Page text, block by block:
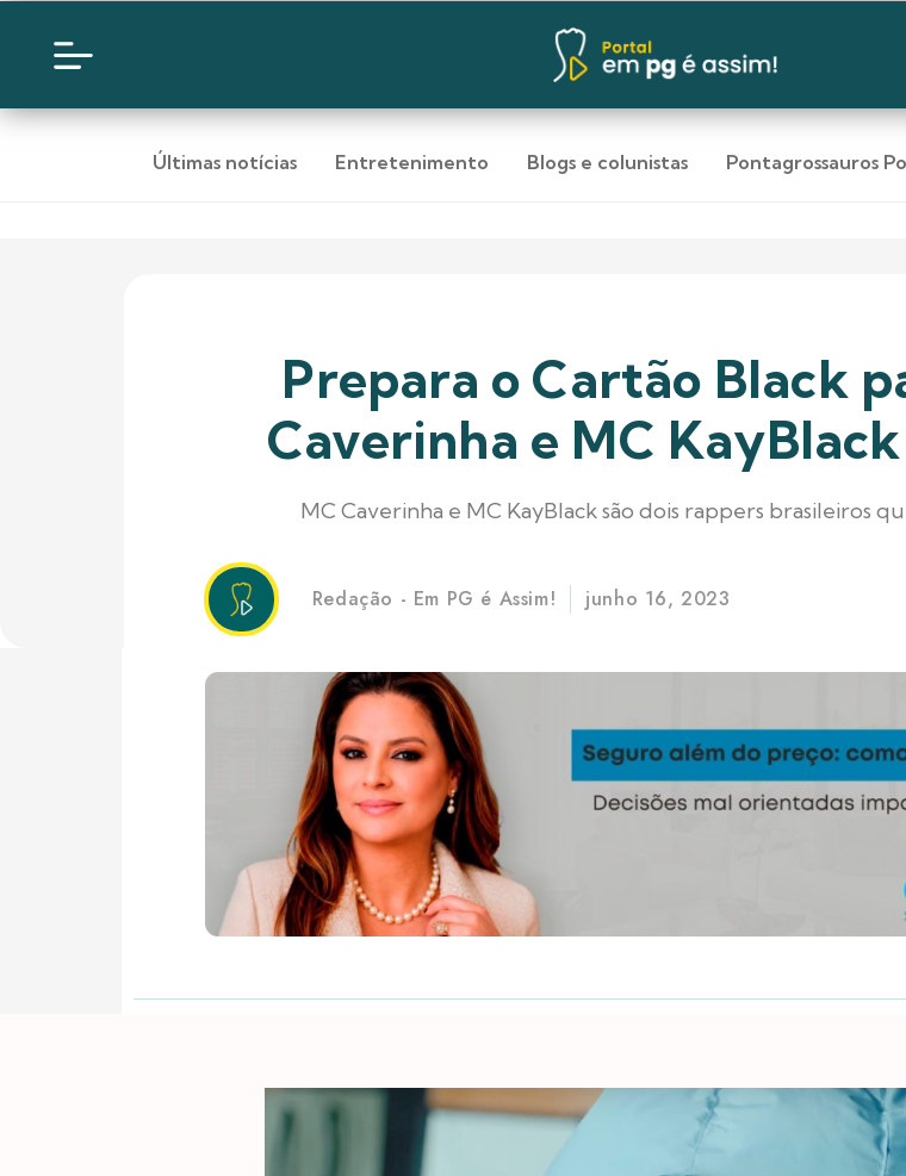
Últimas notícias Entretenimento Blogs e colunistas Pontagrossauros
Prepara o Cartão Black
Caverinha e MC
MC Caverinha e MC KayBlack são dois rappers brasileiros
Redação - Em PG é Assim! junho 16, 2023